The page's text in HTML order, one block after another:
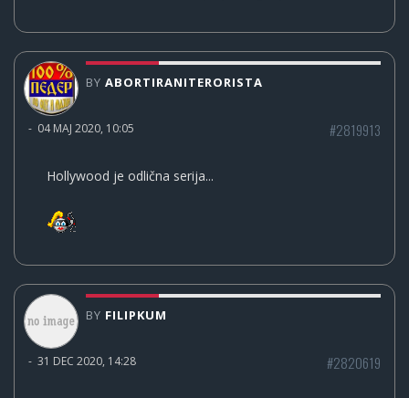
BY ABORTIRANITERORISTA
- 04 MAJ 2020, 10:05 #2819913
Hollywood je odlična serija...
BY FILIPKUM
- 31 DEC 2020, 14:28 #2820619